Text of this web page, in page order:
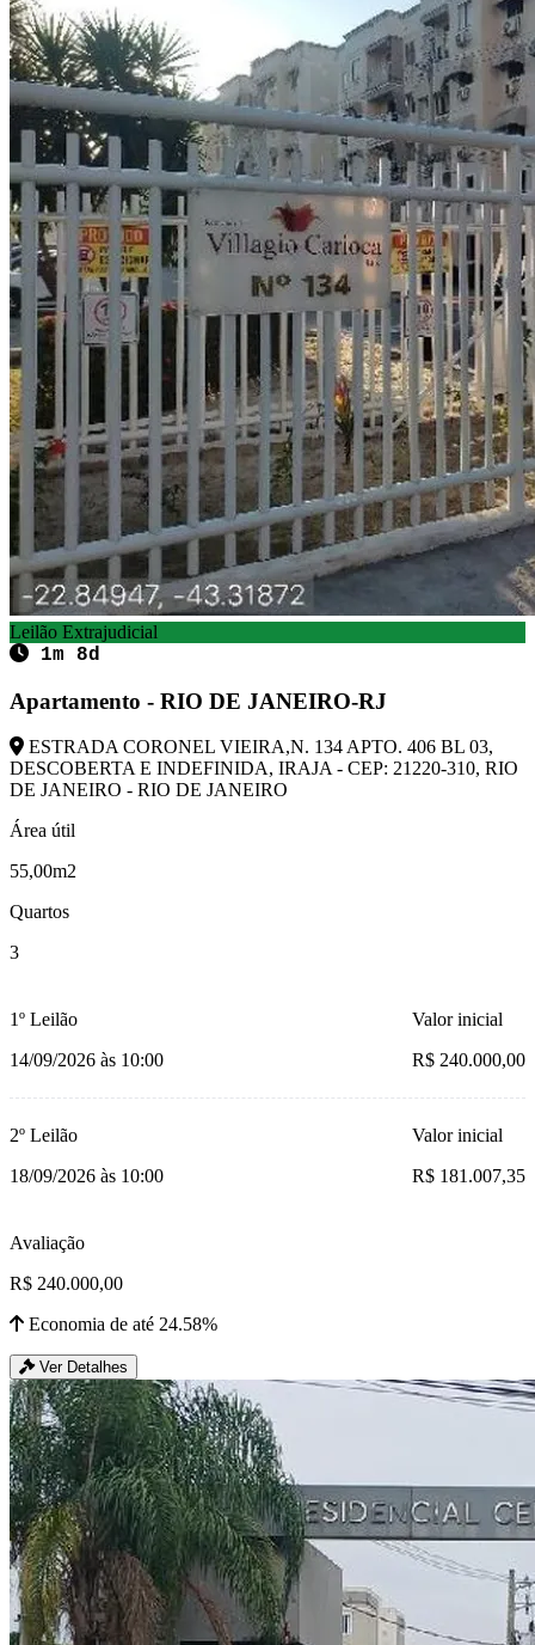
Leilão Extrajudicial
1m 8d
Apartamento - RIO DE JANEIRO-RJ
ESTRADA CORONEL VIEIRA,N. 134 APTO. 406 BL 03,
DESCOBERTA E INDEFINIDA, IRAJA - CEP: 21220-310, RIO
DE JANEIRO - RIO DE JANEIRO
Área útil
55,00m2
Quartos
3
1º Leilão
14/09/2026 às 10:00
Valor inicial
R$ 240.000,00
2º Leilão
18/09/2026 às 10:00
Valor inicial
R$ 181.007,35
Avaliação
R$ 240.000,00
Economia de até 24.58%
Ver Detalhes